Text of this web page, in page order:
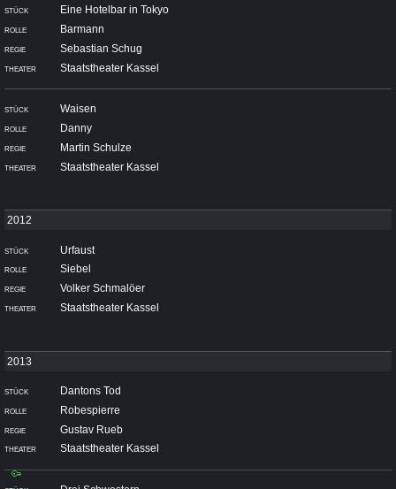
Eine Hotelbar in Tokyo
Barmann
Sebastian Schug
Staatstheater Kassel
Waisen
Danny
Martin Schulze
Staatstheater Kassel
Urfaust
Siebel
Volker Schmalöer
Staatstheater Kassel
Dantons Tod
Robespierre
Gustav Rueb
Staatstheater Kassel